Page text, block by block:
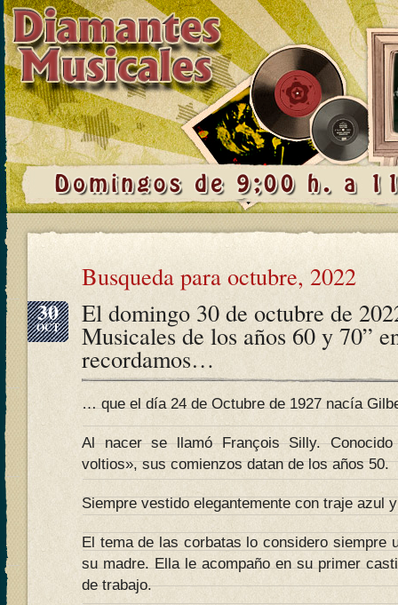
Busqueda para octubre, 2022
30
OCT El domingo 30 de octubre de
Musicales de los años 60 y 70”
recordamos…
… que el día 24 de Octubre de 1927 nacía
Al nacer se llamó François Silly. Conocido
voltios», sus comienzos datan de los años 50.
Siempre vestido elegantemente con traje azul
El tema de las corbatas lo considero siempre
su madre. Ella le acompaño en su primer
de trabajo.